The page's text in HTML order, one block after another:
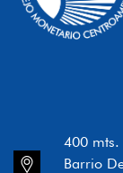
400 mts.
Barrio